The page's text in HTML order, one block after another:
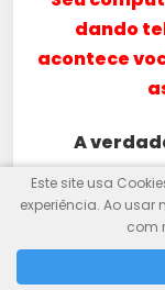
dando
acontece
A
Você
Este site usa
experiência. Ao
com